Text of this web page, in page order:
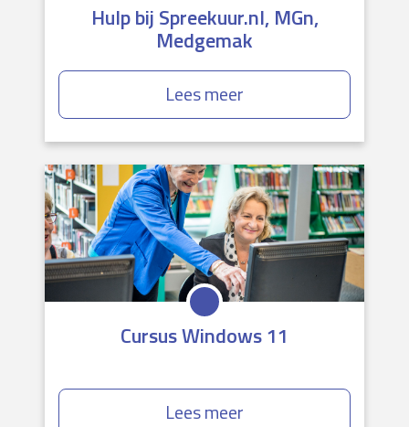
Hulp bij Spreekuur.nl, MGn,
Medgemak
Lees meer
Cursus Windows 11
Lees meer